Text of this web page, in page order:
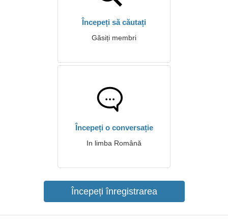
Începeți să căutați
Găsiți membri
Începeți o conversație
In limba Română
Începeți înregistrarea